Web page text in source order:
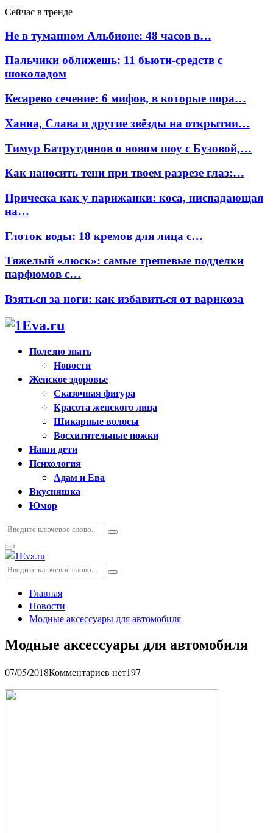
Сейчас в тренде
Не в туманном Альбионе: 48 часов в…
Пальчики оближешь: 11 бьюти-средств с
шоколадом
Кесарево сечение: 6 мифов, в которые пора…
Ханна, Слава и другие звёзды на открытии…
Тимур Батрутдинов о новом шоу с Бузовой,…
Как наносить тени при твоем разрезе глаз:…
Прическа как у парижанки: коса, ниспадающая
на…
Глоток воды: 18 кремов для лица с…
Тяжелый «люск»: самые трешевые подделки
парфюмов с…
Взяться за ноги: как избавиться от варикоза
Полезно знать
Новости
Женское здоровье
Сказочная фигура
Красота женского лица
Шикарные волосы
Восхитительные ножки
Наши дети
Психология
Адам и Ева
Вкусняшка
Юмор
Искать:
Поиск
Основное
меню
Искать:
Поиск
Главная
Новости
Модные аксессуары для автомобиля
Модные аксессуары для автомобиля
07/05/2018Комментариев нет197